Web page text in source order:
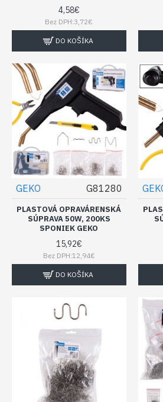
4,58€
Bez DPH:3,72€
DO KOŠÍKA
GEKO G81280
PLASTOVÁ OPRAVÁRENSKÁ
SÚPRAVA 50W, 200KS
SPONIEK GEKO
15,92€
Bez DPH:12,94€
DO KOŠÍKA